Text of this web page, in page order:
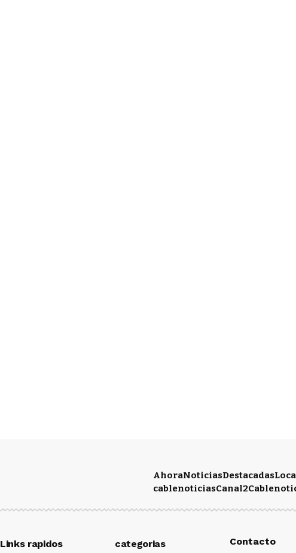
AhoraNoticiasDestacadas
cablenoticiasCanal2
Links rapidos categorias Contacto